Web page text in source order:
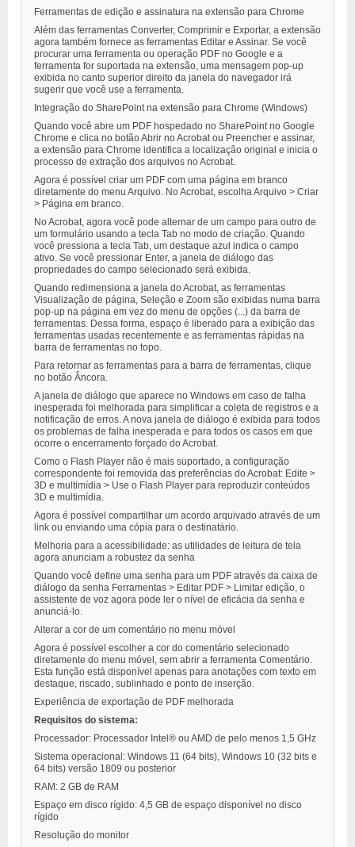
Ferramentas de edição e assinatura na extensão para Chrome
Além das ferramentas Converter, Comprimir e Exportar, a extensão
agora também fornece as ferramentas Editar e Assinar. Se você
procurar uma ferramenta ou operação PDF no Google e a
ferramenta for suportada na extensão, uma mensagem pop-up
exibida no canto superior direito da janela do navegador irá
sugerir que você use a ferramenta.
Integração do SharePoint na extensão para Chrome (Windows)
Quando você abre um PDF hospedado no SharePoint no Google
Chrome e clica no botão Abrir no Acrobat ou Preencher e assinar,
a extensão para Chrome identifica a localização original e inicia o
processo de extração dos arquivos no Acrobat.
Agora é possível criar um PDF com uma página em branco
diretamente do menu Arquivo. No Acrobat, escolha Arquivo > Criar
> Página em branco.
No Acrobat, agora você pode alternar de um campo para outro de
um formulário usando a tecla Tab no modo de criação. Quando
você pressiona a tecla Tab, um destaque azul indica o campo
ativo. Se você pressionar Enter, a janela de diálogo das
propriedades do campo selecionado será exibida.
Quando redimensiona a janela do Acrobat, as ferramentas
Visualização de página, Seleção e Zoom são exibidas numa barra
pop-up na página em vez do menu de opções (...) da barra de
ferramentas. Dessa forma, espaço é liberado para a exibição das
ferramentas usadas recentemente e as ferramentas rápidas na
barra de ferramentas no topo.
Para retornar as ferramentas para a barra de ferramentas, clique
no botão Âncora.
A janela de diálogo que aparece no Windows em caso de falha
inesperada foi melhorada para simplificar a coleta de registros e a
notificação de erros. A nova janela de diálogo é exibida para todos
os problemas de falha inesperada e para todos os casos em que
ocorre o encerramento forçado do Acrobat.
Como o Flash Player não é mais suportado, a configuração
correspondente foi removida das preferências do Acrobat: Edite >
3D e multimídia > Use o Flash Player para reproduzir conteúdos
3D e multimídia.
Agora é possível compartilhar um acordo arquivado através de um
link ou enviando uma cópia para o destinatário.
Melhoria para a acessibilidade: as utilidades de leitura de tela
agora anunciam a robustez da senha
Quando você define uma senha para um PDF através da caixa de
diálogo da senha Ferramentas > Editar PDF > Limitar edição, o
assistente de voz agora pode ler o nível de eficácia da senha e
anunciá-lo.
Alterar a cor de um comentário no menu móvel
Agora é possível escolher a cor do comentário selecionado
diretamente do menu móvel, sem abrir a ferramenta Comentário.
Esta função está disponível apenas para anotações com texto em
destaque, riscado, sublinhado e ponto de inserção.
Experiência de exportação de PDF melhorada
Requisitos do sistema:
Processador: Processador Intel® ou AMD de pelo menos 1,5 GHz
Sistema operacional: Windows 11 (64 bits), Windows 10 (32 bits e
64 bits) versão 1809 ou posterior
RAM: 2 GB de RAM
Espaço em disco rígido: 4,5 GB de espaço disponível no disco
rígido
Resolução do monitor